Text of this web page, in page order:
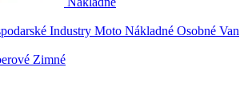
Industry Moto Nákladné Osobné Van
Zimné